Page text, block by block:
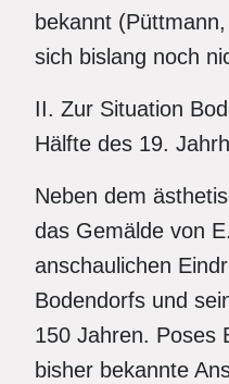
bekannt
sich bislang noch
II. Zur Situation
Hälfte des 19.
Neben dem
das Gemälde von
anschaulichen
Bodendorfs und
150 Jahren. Poses
bisher bekannte